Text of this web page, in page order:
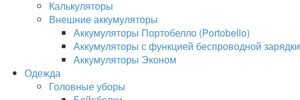
Калькуляторы
Внешние аккумуляторы
Аккумуляторы Портобелло (Portobello)
Аккумуляторы с функцией беспроводной зарядки
Аккумуляторы Эконом
Одежда
Головные уборы